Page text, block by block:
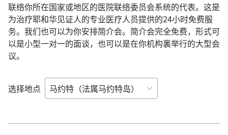
联络你所在国家或地区的医院联络委员会系统的代表。这是
为治疗耶和华见证人的专业医疗人员提供的24小时免费服
务。我们也可以为你安排简介会。简介会完全免费，形式可
以是小型一对一的面谈，也可以是在你机构裏举行的大型会
议。
选择地点